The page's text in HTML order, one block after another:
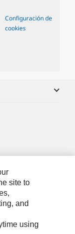
Configuración de
cookies
site to
and
using